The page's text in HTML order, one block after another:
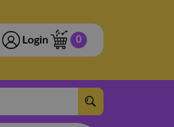
Login 0